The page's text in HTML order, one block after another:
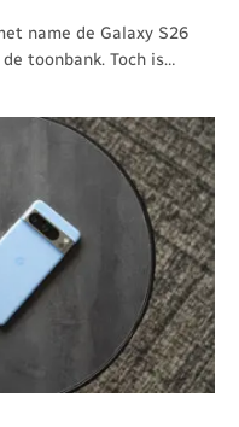
name de Galaxy S26
toonbank. Toch is…